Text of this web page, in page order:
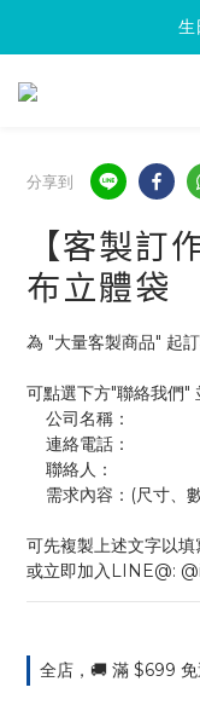
生
加入成
分享到
【客製訂
布立體袋
為 "大量客製商品" 起
可點選下方"聯絡我們"
    公司名稱：
    連絡電話：
    聯絡人：
需求內容：(尺寸
可先複製上述文字以填
或立即加入LINE@:
全店，🚚 滿 $699